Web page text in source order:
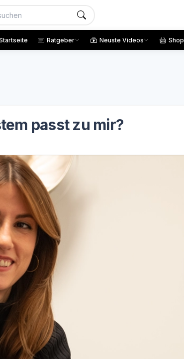
Ratgeber Neuste Videos Shop
passt zu mir?